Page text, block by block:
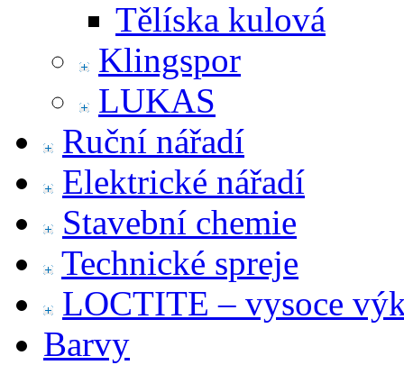
Tělíska kulová
Klingspor
LUKAS
Ruční nářadí
Elektrické nářadí
Stavební chemie
Technické spreje
LOCTITE – vysoce
Barvy